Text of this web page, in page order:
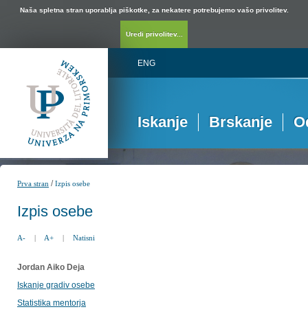
Naša spletna stran uporablja piškotke, za nekatere potrebujemo vašo privolitev.
Uredi privolitev...
ENG
Iskanje Brskanje
Prva stran /Izpis osebe
Izpis osebe
A- | A+ | Natisni
Jordan Aiko Deja
Iskanje gradiv osebe
Statistika mentorja